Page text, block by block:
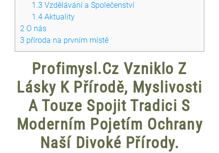
1.3 Vzdělávání a Společenství
1.4 Aktuality
2 O nás
3 příroda na prvním místě
Profimysl.cz Vzniklo Z
Lásky K Přírodě, Myslivosti
A Touze Spojit Tradici S
Moderním Pojetím Ochrany
Naší Divoké Přírody.